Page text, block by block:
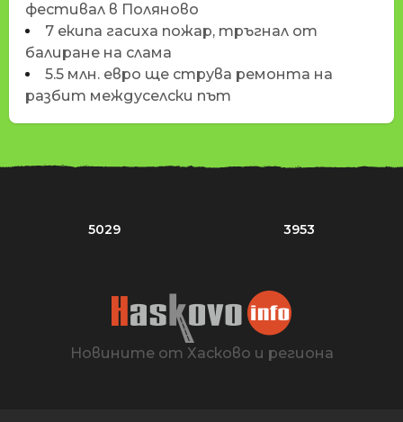
фестивал в Поляново
7 екипа гасиха пожар, тръгнал от
балиране на слама
5.5 млн. евро ще струва ремонта на
разбит междуселски път
5029 3953
Новините от Хасково и региона